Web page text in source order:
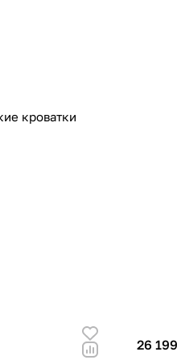
кроватки
26